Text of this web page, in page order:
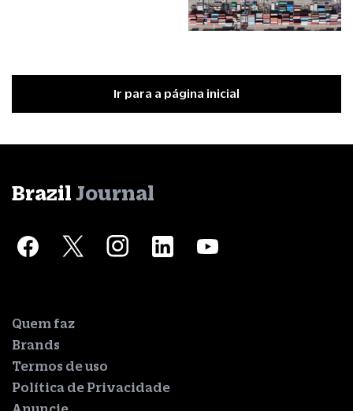
Ir para a página inicial
Brazil Journal
Quem faz
Brands
Termos de uso
Política de Privacidade